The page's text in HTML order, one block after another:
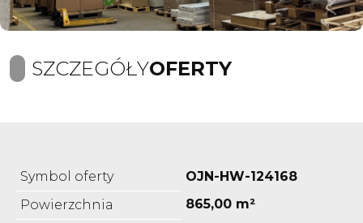
SZCZEGÓŁYOFERTY
Symbol oferty
OJN-HW-124168
Powierzchnia
865,00 m²